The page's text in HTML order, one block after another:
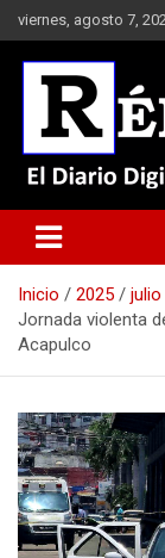
Saltar
al
contenido
viernes, agosto 7,
Réplica
Inicio 2025 julio
Jornada violenta
Acapulco